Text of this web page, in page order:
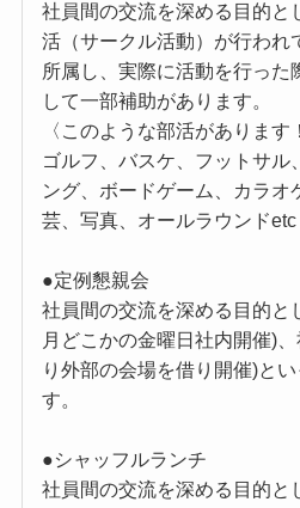
社員間の交流を深める目的と
活（サークル活動）が行われ
所属し、実際に活動を行った
して一部補助があります。
〈このような部活があります
ゴルフ、バスケ、フットサル
ング、ボードゲーム、カラオ
芸、写真、オールラウンドetc
●定例懇親会
社員間の交流を深める目的と
月どこかの金曜日社内開催)
り外部の会場を借り開催)と
す。
●シャッフルランチ
社員間の交流を深める目的と